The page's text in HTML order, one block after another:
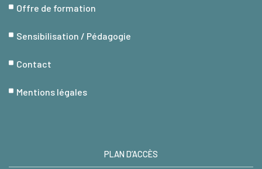
Offre de formation
Sensibilisation / Pédagogie
Contact
Mentions légales
PLAN D’ACCÈS